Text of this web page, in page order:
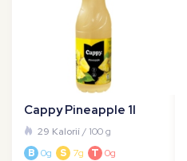
Cappy Pineapple 1l
29 Kalorií/ 100 g
B 0g S 7g T 0g